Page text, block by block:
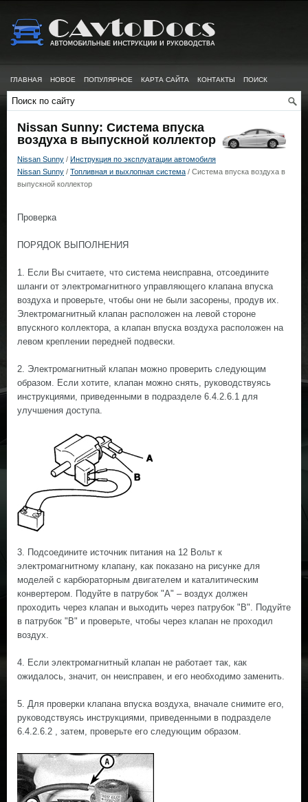
ГЛАВНАЯ НОВОЕ ПОПУЛЯРНОЕ КАРТА САЙТА КОНТАКТЫ ПОИСК
Nissan Sunny: Система впуска
воздуха в выпускной коллектор
Nissan Sunny / Инструкция по эксплуатации автомобиля
Nissan Sunny / Топливная и выхлопная система / Система впуска воздуха в
выпускной коллектор
Проверка
ПОРЯДОК ВЫПОЛНЕНИЯ
1. Если Вы считаете, что система неисправна, отсоедините
шланги от электромагнитного управляющего клапана впуска
воздуха и проверьте, чтобы они не были засорены, продув их.
Электромагнитный клапан расположен на левой стороне
впускного коллектора, а клапан впуска воздуха расположен на
левом креплении передней подвески.
2. Электромагнитный клапан можно проверить следующим
образом. Если хотите, клапан можно снять, руководствуясь
инструкциями, приведенными в подразделе 6.4.2.6.1 для
улучшения доступа.
3. Подсоедините источник питания на 12 Вольт к
электромагнитному клапану, как показано на рисунке для
моделей с карбюраторным двигателем и каталитическим
конвертером. Подуйте в патрубок "А" – воздух должен
проходить через клапан и выходить через патрубок "В". Подуйте
в патрубок "В" и проверьте, чтобы через клапан не проходил
воздух.
4. Если электромагнитный клапан не работает так, как
ожидалось, значит, он неисправен, и его необходимо заменить.
5. Для проверки клапана впуска воздуха, вначале снимите его,
руководствуясь инструкциями, приведенными в подразделе
6.4.2.6.2 , затем, проверьте его следующим образом.